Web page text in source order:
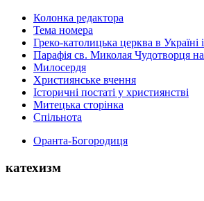
Колонка редактора
Тема номера
Греко-католицька церква в Україні і
Парафія св. Миколая Чудотворця
Милосердя
Християнське вчення
Історичні постаті у християнстві
Митецька сторінка
Спільнота
Оранта-Богородиця
катехизм